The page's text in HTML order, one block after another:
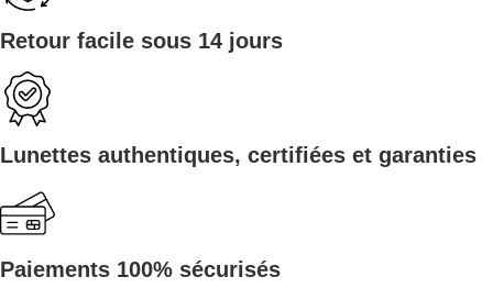
Retour facile sous 14 jours
Lunettes authentiques, certifiées et garanties
Paiements 100% sécurisés